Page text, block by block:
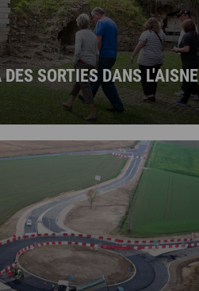
DES SORTIES DANS L'AISNE